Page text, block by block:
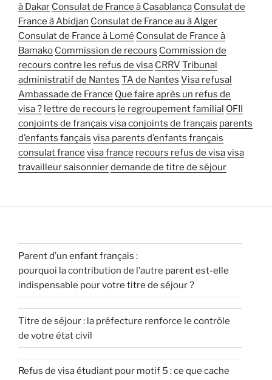
à Dakar Consulat de France à Casablanca Consulat de
France à Abidjan Consulat de France au à Alger
Consulat de France à Lomé Consulat de France à
Bamako Commission de recours Commission de
recours contre les refus de visa CRRV Tribunal
administratif de Nantes TA de Nantes Visa refusal
Ambassade de France Que faire après un refus de
visa ? lettre de recours le regroupement familial OFII
conjoints de français visa conjoints de français parents
d’enfants fançais visa parents d’enfants français
consulat france visa france recours refus de visavisa
travailleur saisonnierdemande de titre de séjour
Parent d’un enfant français :
pourquoi la contribution de l’autre parent est-elle
indispensable pour votre titre de séjour ?
Titre de séjour : la préfecture renforce le contrôle
de votre état civil
Refus de visa étudiant pour motif 5 : ce que cache